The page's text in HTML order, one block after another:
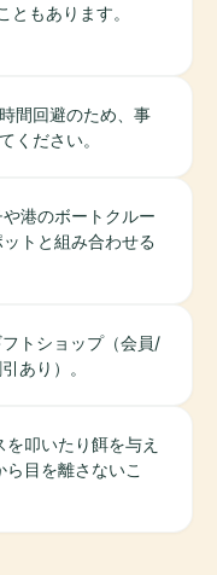
もあります。
間回避のため、事
ください。
港のボートクルー
トと組み合わせる
トショップ（会員/
あり）。
叩いたり餌を与え
目を離さないこ